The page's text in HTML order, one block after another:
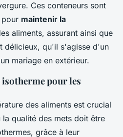
Ces conteneurs sont
maintenir la
aliments, assurant ainsi que
délicieux, qu'il s'agisse d'un
mariage en extérieur.
pour les
des aliments est crucial
qualité des mets doit être
grâce à leur